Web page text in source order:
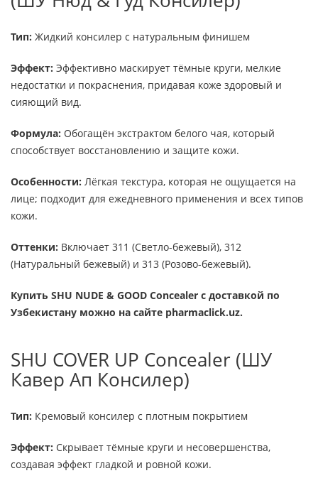
Тип: Жидкий консилер с натуральным финишем
Эффект: Эффективно маскирует тёмные круги, мелкие
недостатки и покраснения, придавая коже здоровый и
сияющий вид.
Формула: Обогащён экстрактом белого чая, который
способствует восстановлению и защите кожи.
Особенности: Лёгкая текстура, которая не ощущается на
лице; подходит для ежедневного применения и всех типов
кожи.
Оттенки: Включает 311 (Светло-бежевый), 312
(Натуральный бежевый) и 313 (Розово-бежевый).
Купить SHU NUDE & GOOD Concealer с доставкой по
Узбекистану можно на сайте pharmaclick.uz.
SHU COVER UP Concealer (ШУ
Кавер Ап Консилер)
Тип: Кремовый консилер с плотным покрытием
Эффект: Скрывает тёмные круги и несовершенства,
создавая эффект гладкой и ровной кожи.